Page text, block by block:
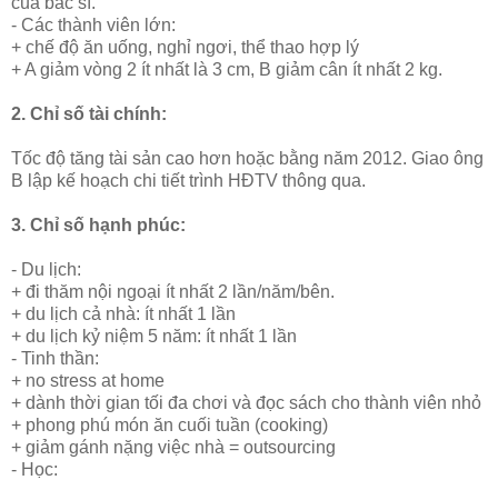
- Các thành viên lớn:
+ chế độ ăn uống, nghỉ ngơi, thể thao hợp lý
+ A giảm vòng 2 ít nhất là 3 cm, B giảm cân ít nhất 2 kg.
2. Chỉ số tài chính:
Tốc độ tăng tài sản cao hơn hoặc bằng năm 2012. Giao ông
B lập kế hoạch chi tiết trình HĐTV thông qua.
3. Chỉ số hạnh phúc:
- Du lịch:
+ đi thăm nội ngoại ít nhất 2 lần/năm/bên.
+ du lịch cả nhà: ít nhất 1 lần
+ du lịch kỷ niệm 5 năm: ít nhất 1 lần
- Tinh thần:
+ no stress at home
+ dành thời gian tối đa chơi và đọc sách cho thành viên nhỏ
+ phong phú món ăn cuối tuần (cooking)
+ giảm gánh nặng việc nhà = outsourcing
- Học: